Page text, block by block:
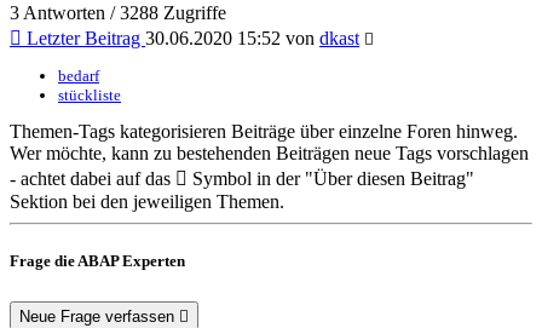
3 Antworten / 3288 Zugriffe
Letzter Beitrag 30.06.2020 15:52 von dkast
bedarf
stückliste
Themen-Tags kategorisieren Beiträge über einzelne Foren hinweg.
Wer möchte, kann zu bestehenden Beiträgen neue Tags vorschlagen
- achtet dabei auf das
Symbol in der "Über diesen Beitrag"
Sektion bei den jeweiligen Themen.
Frage die ABAP Experten
Neue Frage verfassen